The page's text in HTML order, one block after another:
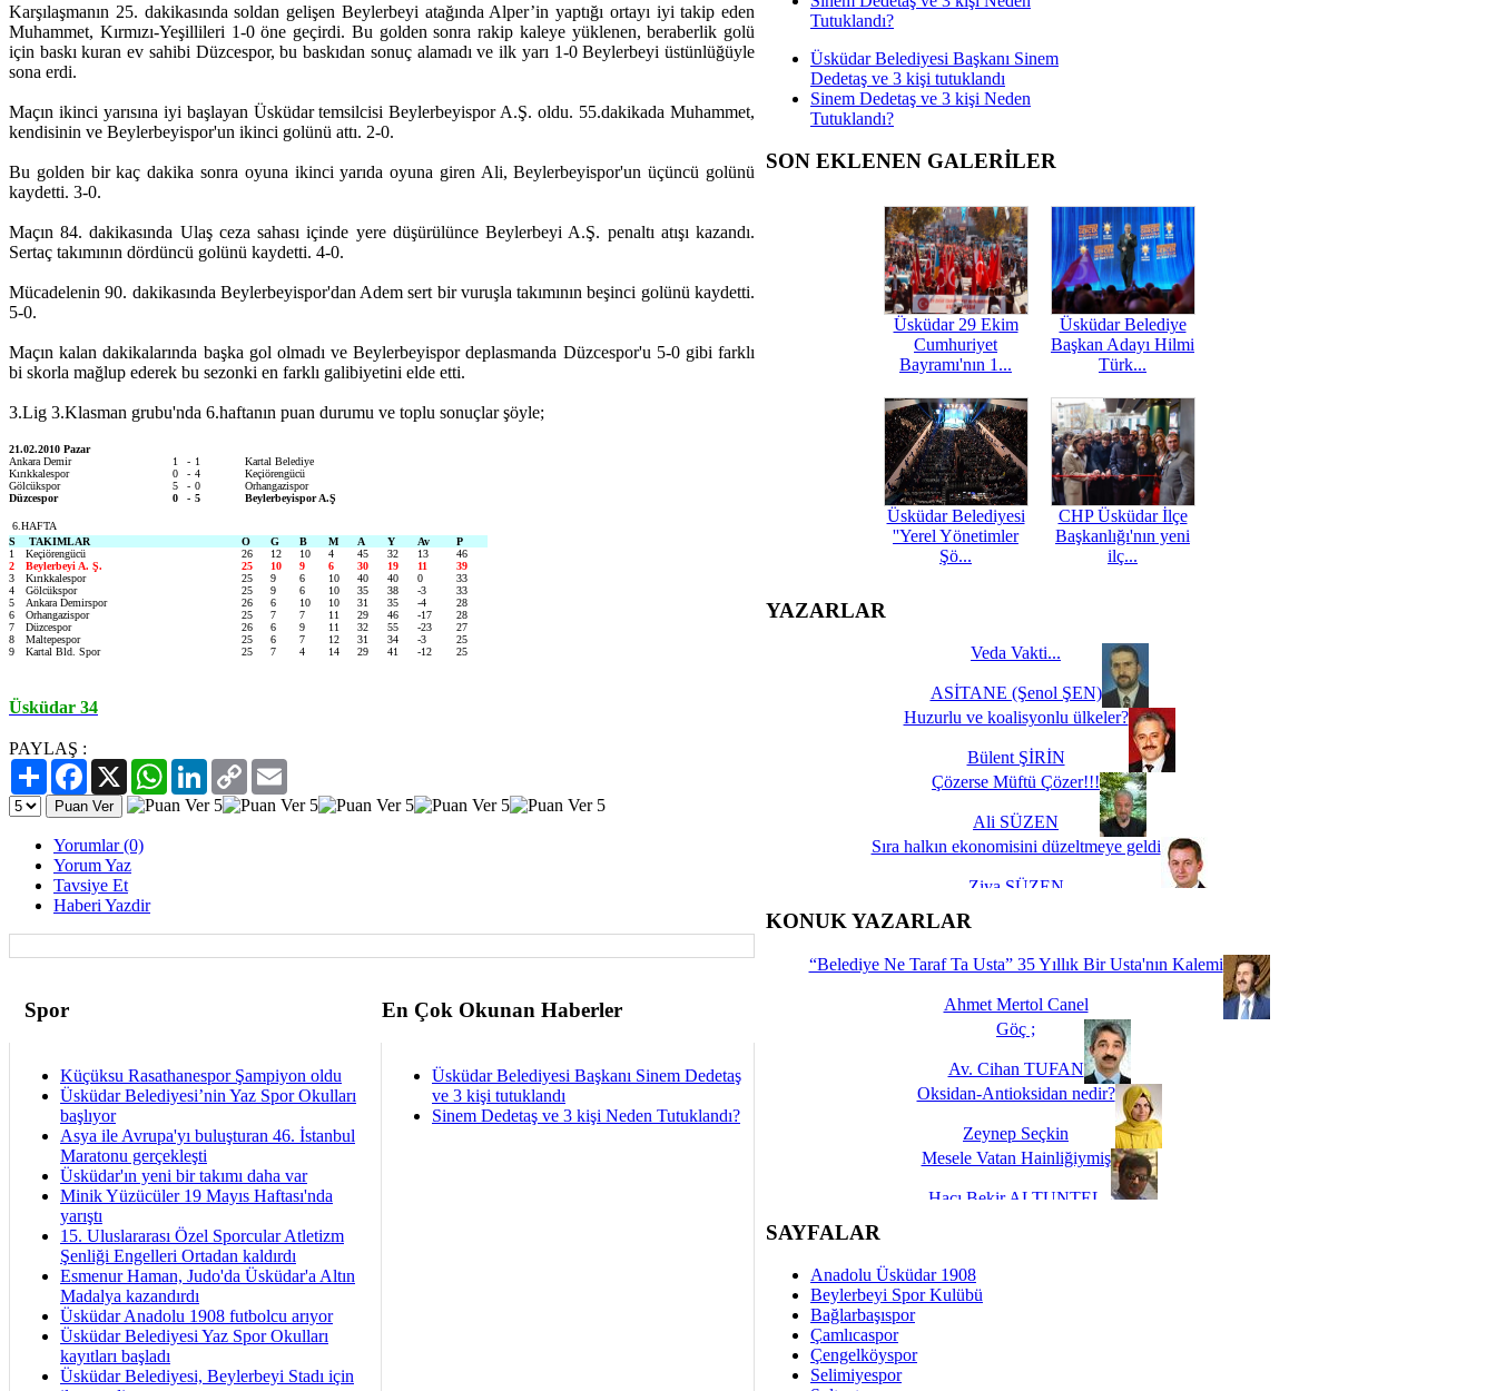
Karşılaşmanın 25. dakikasında soldan gelişen Beylerbeyi atağında Alper’in yaptığı ortayı iyi takip eden
Muhammet, Kırmızı-Yeşillileri 1-0 öne geçirdi. Bu golden sonra rakip kaleye yüklenen, beraberlik golü
için baskı kuran ev sahibi Düzcespor, bu baskıdan sonuç alamadı ve ilk yarı 1-0 Beylerbeyi üstünlüğüyle
sona erdi.
Maçın ikinci yarısına iyi başlayan Üsküdar temsilcisi Beylerbeyispor A.Ş. oldu. 55.dakikada Muhammet,
kendisinin ve Beylerbeyispor'un ikinci golünü attı. 2-0.
Bu golden bir kaç dakika sonra oyuna ikinci yarıda oyuna giren Ali, Beylerbeyispor'un üçüncü golünü
kaydetti. 3-0.
Maçın 84. dakikasında Ulaş ceza sahası içinde yere düşürülünce Beylerbeyi A.Ş. penaltı atışı kazandı.
Sertaç takımının dördüncü golünü kaydetti. 4-0.
Mücadelenin 90. dakikasında Beylerbeyispor'dan Adem sert bir vuruşla takımının beşinci golünü kaydetti.
5-0.
Maçın kalan dakikalarında başka gol olmadı ve Beylerbeyispor deplasmanda Düzcespor'u 5-0 gibi farklı
bi skorla mağlup ederek bu sezonki en farklı galibiyetini elde etti.
3.Lig 3.Klasman grubu'nda 6.haftanın puan durumu ve toplu sonuçlar şöyle;
21.02.2010 Pazar
Ankara Demir
1 - 1
Kartal Belediye
Kırıkkalespor
0 - 4
Keçiörengücü
Gölcükspor
5 - 0
Orhangazispor
Düzcespor
0 - 5 Beylerbeyispor A.Ş
6.HAFTA
S
TAKIMLAR O G B M A Y Av
P
1
Keçiörengücü 26 12 10 4 45 32 13
46
2
Beylerbeyi A. Ş. 25 10 9 6 30 19 11
39
3
Kırıkkalespor 25 9 6 10 40 40 0
33
4
Gölcükspor 25 9 6 10 35 38 -3
33
5
Ankara Demirspor 26 6 10 10 31 35 -4
28
6
Orhangazispor 25 7 7 11 29 46 -17
28
7
Düzcespor 26 6 9 11 32 55 -23
27
8
Maltepespor 25 6 7 12 31 34 -3
25
9
Kartal Bld. Spor 25 7 4 14 29 41 -12 25
Üsküdar 34
PAYLAŞ :
PaylaşFacebook
X WhatsAppLinkedIn
Copy
Link
Yorumlar (0)
Yorum Yaz
Tavsiye Et
Haberi Yazdir
Spor En Çok Okunan Haberler
Küçüksu Rasathanespor Şampiyon oldu
Üsküdar Belediyesi’nin Yaz Spor Okulları
başlıyor
Asya ile Avrupa'yı buluşturan 46. İstanbul
Maratonu gerçekleşti
Üsküdar'ın yeni bir takımı daha var
Minik Yüzücüler 19 Mayıs Haftası'nda
yarıştı
15. Uluslararası Özel Sporcular Atletizm
Şenliği Engelleri Ortadan kaldırdı
Esmenur Haman, Judo'da Üsküdar'a Altın
Madalya kazandırdı
Üsküdar Anadolu 1908 futbolcu arıyor
Üsküdar Belediyesi Yaz Spor Okulları
kayıtları başladı
Üsküdar Belediyesi, Beylerbeyi Stadı için
Üsküdar Belediyesi Başkanı Sinem Dedetaş
ve 3 kişi tutuklandı
Sinem Dedetaş ve 3 kişi Neden Tutuklandı?
Tutuklandı?
Üsküdar Belediyesi Başkanı Sinem
Dedetaş ve 3 kişi tutuklandı
Sinem Dedetaş ve 3 kişi Neden
Tutuklandı?
SON EKLENEN GALERİLER
Üsküdar 29 Ekim
Cumhuriyet
Bayramı'nın 1...
Üsküdar Belediye
Başkan Adayı Hilmi
Türk...
Üsküdar Belediyesi
''Yerel Yönetimler
Şö...
CHP Üsküdar İlçe
Başkanlığı'nın yeni
ilç...
YAZARLAR
Veda Vakti...
ASİTANE (Şenol ŞEN)
Huzurlu ve koalisyonlu ülkeler?
Bülent ŞİRİN
Çözerse Müftü Çözer!!!
Ali SÜZEN
Sıra halkın ekonomisini düzeltmeye geldi
Ziya SÜZEN
İşte Biz buyuz...
KONUK YAZARLAR
“Belediye Ne Taraf Ta Usta” 35 Yıllık Bir Usta'nın Kalemi
Ahmet Mertol Canel
Göç ;
Av. Cihan TUFAN
Oksidan-Antioksidan nedir?
Zeynep Seçkin
Mesele Vatan Hainliğiymiş
Hacı Bekir ALTUNTEL
Dünya Fani, Ama Kısa Bir Süre De Olsa Burdayız
Hukukun Adaleti Kalmadı Üstadım!
SAYFALAR
Anadolu Üsküdar 1908
Beylerbeyi Spor Kulübü
Bağlarbaşıspor
Çamlıcaspor
Çengelköyspor
Selimiyespor